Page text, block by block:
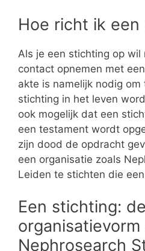
Hoe richt ik
Als je een stichting op wil
contact opnemen met
akte is namelijk nodig
stichting in het leven
ook mogelijk dat een
een testament wordt
zijn dood de opdracht
een organisatie zoals
Leiden te stichten die
Een stichting:
organisatievorm
Nephrosearch